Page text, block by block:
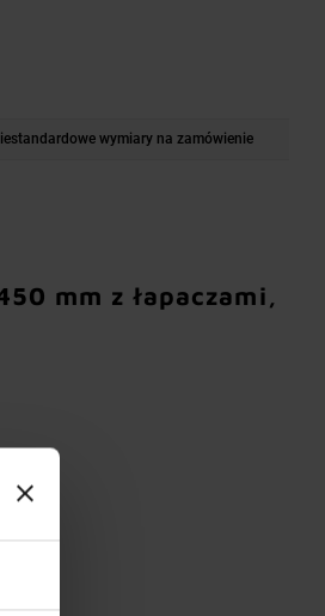
wymiary na zamówienie
mm z łapaczami,